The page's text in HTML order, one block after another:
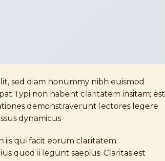
sed diam nonummy nibh euismod
non habent claritatem insitam; est
demonstraverunt lectores legere
dynamicus
iis qui facit eorum claritatem.
quod ii legunt saepius. Claritas est